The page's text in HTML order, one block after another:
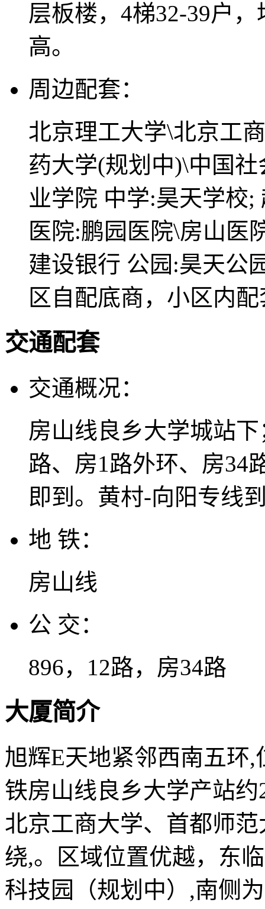
层板楼，4梯32-39户
高。
周边配套：
北京理工大学\北京工
药大学(规划中)\中国
业学院 中学:昊天学校
医院:鹏园医院\房山医
建设银行 公园:昊天公
区自配底商，小区内
交通配套
交通概况：
房山线良乡大学城站
路、房1路外环、房34
即到。黄村-向阳专线
地 铁：
房山线
公 交：
896，12路，房34路
大厦简介
旭辉E天地紧邻西南五环
铁房山线良乡大学产站
北京工商大学、首都师
绕,。区域位置优越，东
科技园（规划中）,南侧